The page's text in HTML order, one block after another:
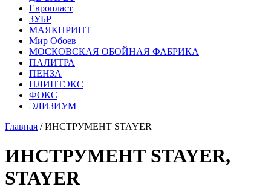
Европласт
ЗУБР
МАЯКПРИНТ
Мир Обоев
МОСКОВСКАЯ ОБОЙНАЯ ФАБРИКА
ПАЛИТРА
ПЕНЗА
ПЛИНТЭКС
ФОКС
ЭЛИЗИУМ
Главная / ИНСТРУМЕНТ STAYER
ИНСТРУМЕНТ STAYER,
STAYER